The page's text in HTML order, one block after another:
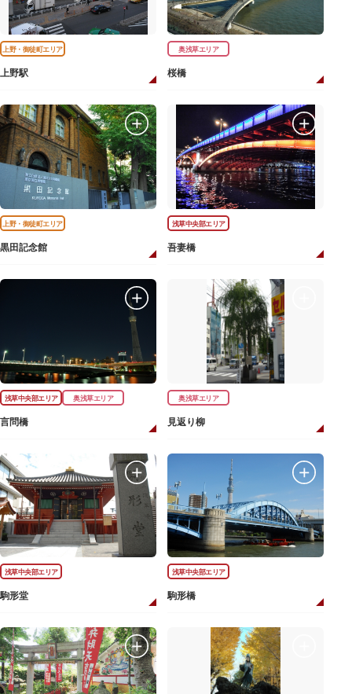
上野・御徒町エリア
上野駅
奥浅草エリア
桜橋
上野・御徒町エリア
黒田記念館
浅草中央部エリア
吾妻橋
浅草中央部エリア 奥浅草エリア
言問橋
奥浅草エリア
見返り柳
浅草中央部エリア
駒形堂
浅草中央部エリア
駒形橋